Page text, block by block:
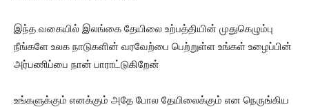
இந்த வகையில் இலங்கை தேயிலை உற்பத்தியின் முதுகெழும்பு
நீங்களே உலக நாடுகளின் வரவேற்பை பெற்றுள்ள உங்கள் உழைப்பின்
அர்பணிப்பை நான் பாராட்டுகிறேன்
உங்களுக்கும் எனக்கும் அதே போல தேயிலைக்கும் என நெருங்கிய